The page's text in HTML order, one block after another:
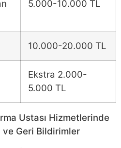
5.000-10.000 TL
10.000-20.000 TL
Ekstra 2.000-
5.000 TL
Ustası Hizmetlerinde
Geri Bildirimler